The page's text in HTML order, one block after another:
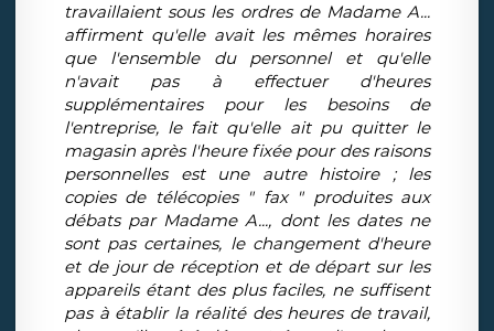
travaillaient sous les ordres de Madame A...
affirment qu'elle avait les mêmes horaires
que l'ensemble du personnel et qu'elle
n'avait pas à effectuer d'heures
supplémentaires pour les besoins de
l'entreprise, le fait qu'elle ait pu quitter le
magasin après l'heure fixée pour des raisons
personnelles est une autre histoire ; les
copies de télécopies " fax " produites aux
débats par Madame A..., dont les dates ne
sont pas certaines, le changement d'heure
et de jour de réception et de départ sur les
appareils étant des plus faciles, ne suffisent
pas à établir la réalité des heures de travail,